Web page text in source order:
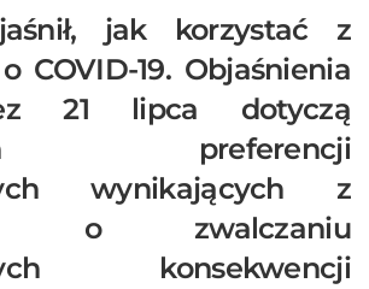
jak korzystać z
COVID-19. Objaśnienia
21 lipca dotyczą
preferencji
wynikających z
o zwalczaniu
konsekwencji